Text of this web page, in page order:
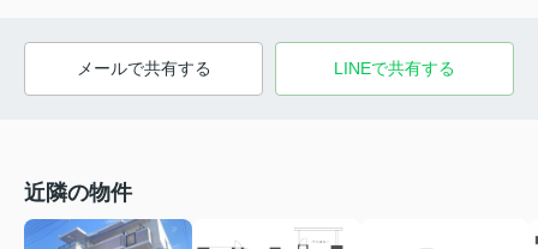
メールで共有する LINEで共有する
近隣の物件